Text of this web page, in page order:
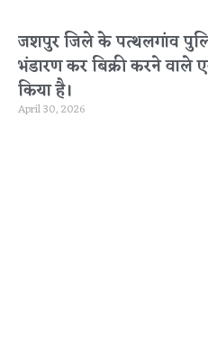
जशपुर जिले के पत्थलगांव
भंडारण कर बिक्री करने वाले
किया है।
April 30, 2026